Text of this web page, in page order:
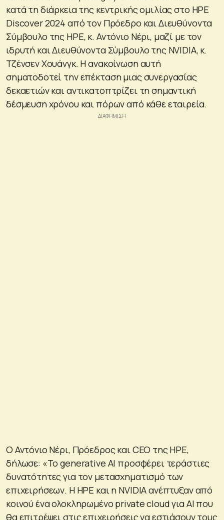
κατά τη διάρκεια της κεντρικής ομιλίας στο HPE
Discover 2024 από τον Πρόεδρο και Διευθύνοντα
Σύμβουλο της HPE, κ. Αντόνιο Νέρι, μαζί με τον
ιδρυτή και Διευθύνοντα Σύμβουλο της NVIDIA, κ.
Τζένσεν Χουάνγκ. Η ανακοίνωση αυτή
σηματοδοτεί την επέκταση μιας συνεργασίας
δεκαετιών και αντικατοπτρίζει τη σημαντική
δέσμευση χρόνου και πόρων από κάθε εταιρεία.
Ο Αντόνιο Νέρι, Πρόεδρος και CEO της HPE,
δήλωσε: «Το generative AI προσφέρει τεράστιες
δυνατότητες για τον μετασχηματισμό των
επιχειρήσεων. Η HPE και η NVIDIA ανέπτυξαν από
κοινού ένα ολοκληρωμένο private cloud για AI που
θα επιτρέψει στις επιχειρήσεις να εστιάσουν τους